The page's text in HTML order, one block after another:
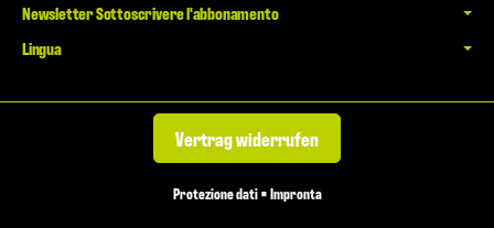
Newsletter Sottoscrivere l'abbonamento
Lingua
Vertrag widerrufen
Protezione dati•Impronta